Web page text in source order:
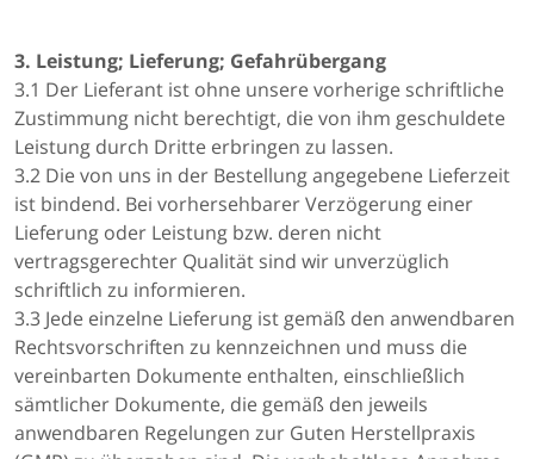
3. Leistung; Lieferung; Gefahrübergang
3.1 Der Lieferant ist ohne unsere vorherige schriftliche
Zustimmung nicht berechtigt, die von ihm geschuldete
Leistung durch Dritte erbringen zu lassen.
3.2 Die von uns in der Bestellung angegebene Lieferzeit
ist bindend. Bei vorhersehbarer Verzögerung einer
Lieferung oder Leistung bzw. deren nicht
vertragsgerechter Qualität sind wir unverzüglich
schriftlich zu informieren.
3.3 Jede einzelne Lieferung ist gemäß den anwendbaren
Rechtsvorschriften zu kennzeichnen und muss die
vereinbarten Dokumente enthalten, einschließlich
sämtlicher Dokumente, die gemäß den jeweils
anwendbaren Regelungen zur Guten Herstellpraxis